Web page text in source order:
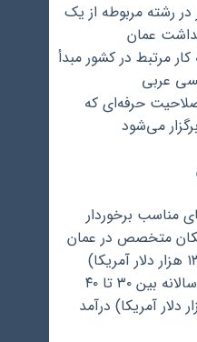
رشته مربوطه از یک
عمان
مرتبط در کشور مبدأ
عربی
حرفه‌ای که
می‌شود
مناسب برخوردار
متخصص در عمان
حدود ۵۰ هزار ریال عمان (معادل ۱۳۰ هزار دلار آمریکا)
است. پرستاران نیز به طور متوسط سالانه بین ۳۰ تا ۴۰
عمان (معادل ۸۰ تا ۱۰۰ هزار دلار آمریکا) درآمد